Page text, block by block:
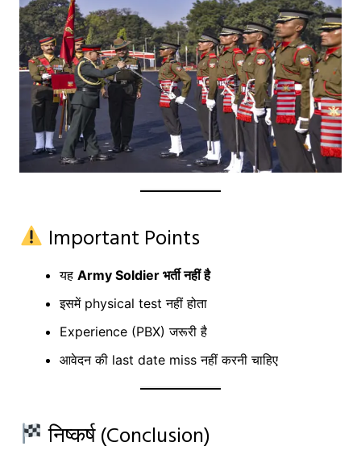
Important Points
यह Army Soldier भर्ती नहीं है
इसमें physical test नहीं होता
Experience (PBX) जरूरी है
आवेदन की last date miss नहीं करनी चाहिए
निष्कर्ष (Conclusion)